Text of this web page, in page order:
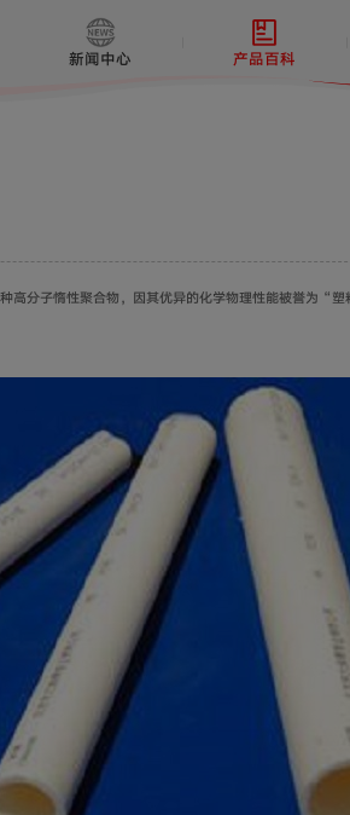
新闻中心 产品百科
高分子惰性聚合物，因其优异的化学物理性能被誉为“塑